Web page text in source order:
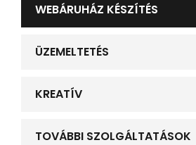
WEBÁRUHÁZ KÉSZÍTÉS
ÜZEMELTETÉS
KREATÍV
TOVÁBBI SZOLGÁLTATÁSOK